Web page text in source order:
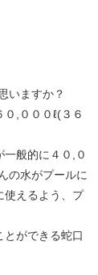
いますか？
,０００ℓ(３６
般的に４０,０
の水がプールに
使えるよう、プ
ができる蛇口